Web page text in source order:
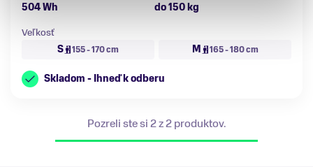
504 Wh
do 150 kg
Veľkosť
S
155 - 170 cm M 165 - 180 cm
Skladom - Ihneď k odberu
Pozreli ste si 2 z 2 produktov.